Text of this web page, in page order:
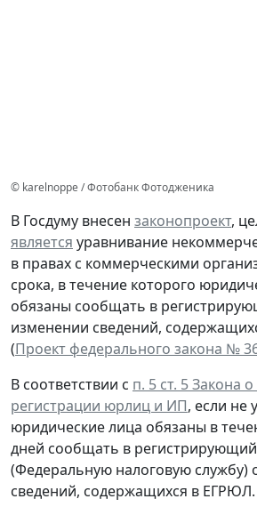
© karelnoppe / Фотобанк Фотодженика
В Госдуму внесен законопроект,
является уравнивание
в правах с коммерческими
срока, в течение которого
обязаны сообщать в
изменении сведений,
(Проект федерального закона №
В соответствии с п. 5 ст. 5 Закона
регистрации юрлиц и ИП, если не
юридические лица обязаны в
дней сообщать в
(Федеральную налоговую службу)
сведений, содержащихся в ЕГРЮЛ.